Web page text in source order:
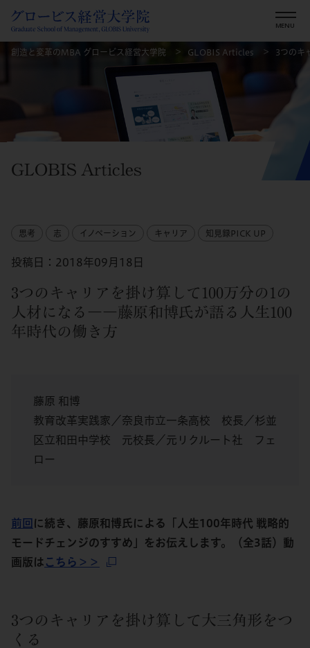
創造と変革のMBA グロービス経営大学院 GLOBIS Articles 3つのキ
GLOBIS Articles
思考 志 イノベーション キャリア 知見録PICK UP
投稿日：2018年09月18日
3つのキャリアを掛け算して100万分の1の
人材になる――藤原和博氏が語る人生100
年時代の働き方
藤原 和博
教育改革実践家／奈良市立一条高校 校長／杉並
区立和田中学校 元校長／元リクルート社 フェ
ロー
前回 に続き、藤原和博氏による「人生100年時代 戦略的
モードチェンジのすすめ」をお伝えします。（全3話）動
画版は こちら＞＞
3つのキャリアを掛け算して大三角形をつ
くる